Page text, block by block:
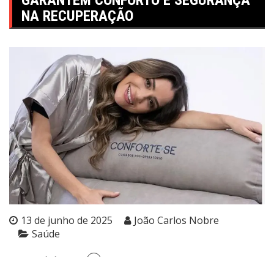
NA RECUPERAÇÃO
13 de junho de 2025
João Carlos Nobre
Saúde